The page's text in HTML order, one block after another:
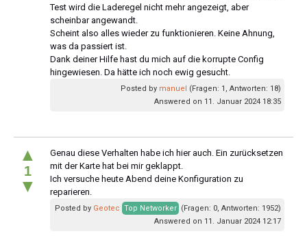
Test wird die Laderegel nicht mehr angezeigt, aber
scheinbar angewandt.
Scheint also alles wieder zu funktionieren. Keine Ahnung,
was da passiert ist.
Dank deiner Hilfe hast du mich auf die korrupte Config
hingewiesen. Da hätte ich noch ewig gesucht.
Posted by manuel (Fragen: 1, Antworten: 18)
Answered on 11. Januar 2024 18:35
▲
1
▼
Genau diese Verhalten habe ich hier auch. Ein zurücksetzen
mit der Karte hat bei mir geklappt.
Ich versuche heute Abend deine Konfiguration zu
reparieren.
Posted by Geotec Top Networker (Fragen: 0, Antworten: 1952)
Answered on 11. Januar 2024 12:17